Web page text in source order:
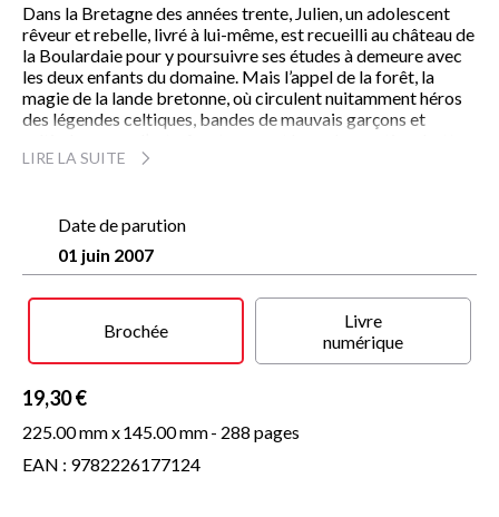
Dans la Bretagne des années trente, Julien, un adolescent
rêveur et rebelle, livré à lui-même, est recueilli au château de
la Boulardaie pour y poursuivre ses études à demeure avec
les deux enfants du domaine. Mais l’appel de la forêt, la
magie de la lande bretonne, où circulent nuitamment héros
des légendes celtiques, bandes de mauvais garçons et
Les années de guerre et l’arrivée des Allemands vont
« Un élan et une puissance qui subjuguent le lecteur… » Ouest-
France.
LIRE LA SUITE
Date de parution
01 juin 2007
Brochée
Livre
numérique
19,30 €
225.00 mm x145.00 mm- 288 pages
EAN : 9782226177124